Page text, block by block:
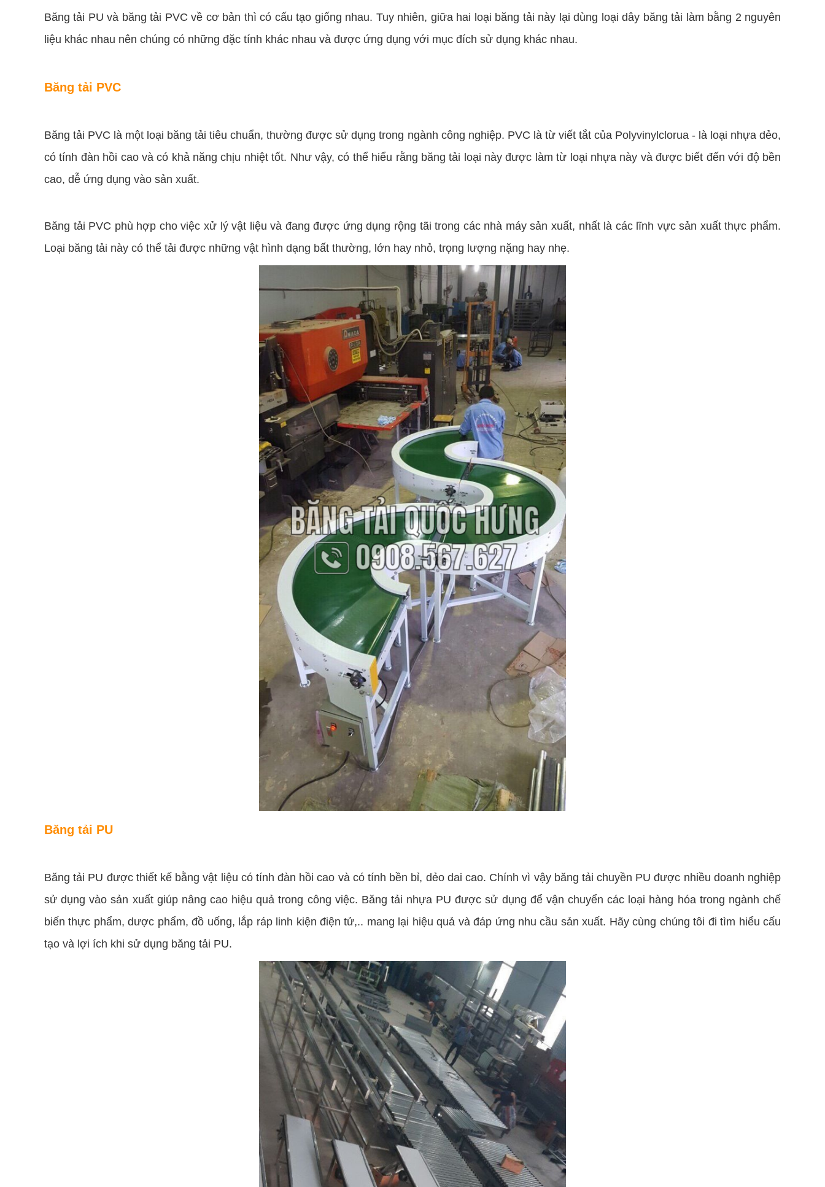
Băng tải PU và băng tải PVC về cơ bản thì có cấu tạo giống nhau. Tuy nhiên, giữa hai loại băng tải này lại dùng loại dây băng tải làm bằng 2 nguyên
liệu khác nhau nên chúng có những đặc tính khác nhau và được ứng dụng với mục đích sử dụng khác nhau.
Băng tải PVC
Băng tải PVC là một loại băng tải tiêu chuẩn, thường được sử dụng trong ngành công nghiệp. PVC là từ viết tắt của Polyvinylclorua - là loại nhựa dẻo,
có tính đàn hồi cao và có khả năng chịu nhiệt tốt. Như vậy, có thể hiểu rằng băng tải loại này được làm từ loại nhựa này và được biết đến với độ bền
cao, dễ ứng dụng vào sản xuất.
Băng tải PVC phù hợp cho việc xử lý vật liệu và đang được ứng dụng rộng tãi trong các nhà máy sản xuất, nhất là các lĩnh vực sản xuất thực phẩm.
Loại băng tải này có thể tải được những vật hình dạng bất thường, lớn hay nhỏ, trọng lượng nặng hay nhẹ.
Băng tải PU
Băng tải PU được thiết kế bằng vật liệu có tính đàn hồi cao và có tính bền bỉ, dẻo dai cao. Chính vì vậy băng tải chuyền PU được nhiều doanh nghiệp
sử dụng vào sản xuất giúp nâng cao hiệu quả trong công việc. Băng tải nhựa PU được sử dụng để vận chuyển các loại hàng hóa trong ngành chế
biến thực phẩm, dược phẩm, đồ uống, lắp ráp linh kiện điện tử,.. mang lại hiệu quả và đáp ứng nhu cầu sản xuất. Hãy cùng chúng tôi đi tìm hiểu cấu
tạo và lợi ích khi sử dụng băng tải PU.